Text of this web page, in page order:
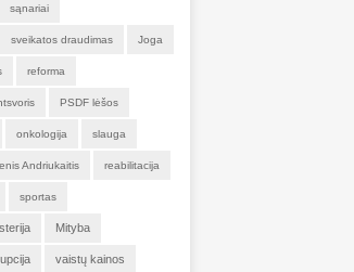
sąnariai
sveikatos draudimas Joga
reforma
PSDF lėšos
onkologija slauga
Andriukaitis reabilitacija
sportas
Mityba
vaistų kainos